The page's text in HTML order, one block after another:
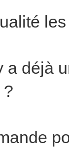
a déjà
?